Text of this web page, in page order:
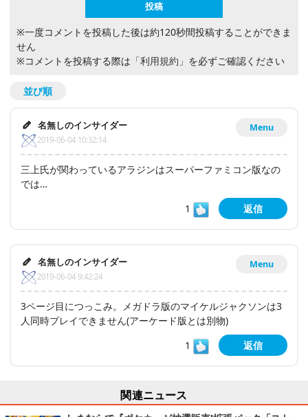
※一度コメントを投稿した後は約120秒間投稿することができま
せん
※コメントを投稿する際は 「利用規約」 を必ずご確認ください
並び順
Menu
名無しのインサイダー
2019-06-04 10:32:14
三上氏が関わっているアラジンはスーパーファミコン版なの
では…
1
返信
Menu
名無しのインサイダー
2019-06-04 9:42:24
3ページ目につっこみ。メガドラ版のマイケルジャクソンは3
人同時プレイできません(アーケード版とは別物)
1
返信
関連ニュース